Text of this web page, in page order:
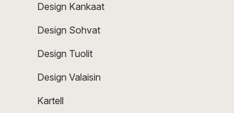
Design Kankaat
Design Sohvat
Design Tuolit
Design Valaisin
Kartell